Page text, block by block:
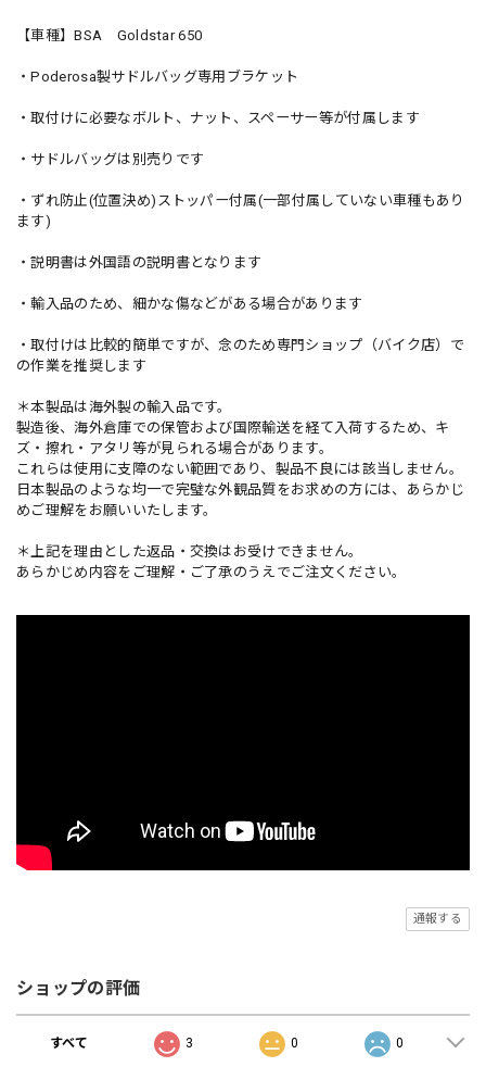
【車種】BSA Goldstar 650
・Poderosa製サドルバッグ専用ブラケット
・取付けに必要なボルト、ナット、スペーサー等が付属します
・サドルバッグは別売りです
・ずれ防止(位置決め)ストッパー付属(一部付属していない車種もあり
ます)
・説明書は外国語の説明書となります
・輸入品のため、細かな傷などがある場合があります
・取付けは比較的簡単ですが、念のため専門ショップ（バイク店）で
の作業を推奨します
＊本製品は海外製の輸入品です。
製造後、海外倉庫での保管および国際輸送を経て入荷するため、キ
ズ・擦れ・アタリ等が見られる場合があります。
これらは使用に支障のない範囲であり、製品不良には該当しません。
日本製品のような均一で完璧な外観品質をお求めの方には、あらかじ
めご理解をお願いいたします。
＊上記を理由とした返品・交換はお受けできません。
あらかじめ内容をご理解・ご了承のうえでご注文ください。
通報する
ショップの評価
すべて 3 0 0